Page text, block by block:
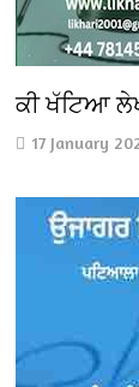
ਕੀ ਖੱਟਿਆ
17 January